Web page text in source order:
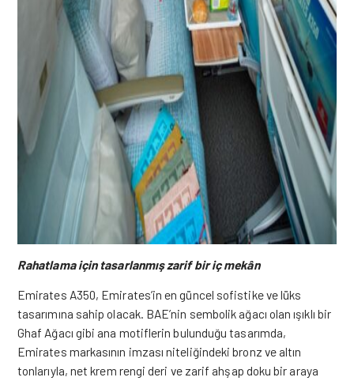
Rahatlama için tasarlanmış zarif bir iç mekân
Emirates A350, Emirates’in en güncel sofistike ve lüks
tasarımına sahip olacak. BAE’nin sembolik ağacı olan ışıklı bir
Ghaf Ağacı gibi ana motiflerin bulunduğu tasarımda,
Emirates markasının imzası niteliğindeki bronz ve altın
tonlarıyla, net krem rengi deri ve zarif ahşap doku bir araya